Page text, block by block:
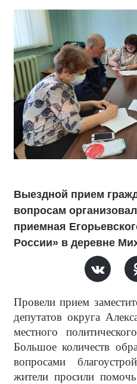
Выездной прием
вопросам
приемная
России» в деревне
Провели прием
депутатов округа
местного
Большое количеств
вопросами
жители просили